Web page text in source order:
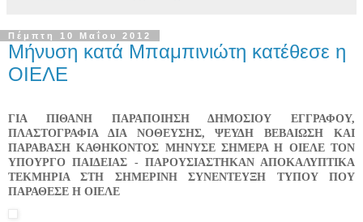
Πέμπτη 10 Μαΐου 2012
Μήνυση κατά Μπαμπινιώτη κατέθεσε η
ΟΙΕΛΕ
ΓΙΑ ΠΙΘΑΝΗ ΠΑΡΑΠΟΙΗΣΗ ΔΗΜΟΣΙΟΥ ΕΓΓΡΑΦΟΥ,
ΠΛΑΣΤΟΓΡΑΦΙΑ ΔΙΑ ΝΟΘΕΥΣΗΣ, ΨΕΥΔΗ ΒΕΒΑΙΩΣΗ ΚΑΙ
ΠΑΡΑΒΑΣΗ ΚΑΘΗΚΟΝΤΟΣ MHNYΣΕ ΣΗΜΕΡΑ Η ΟΙΕΛΕ ΤΟΝ
ΥΠΟΥΡΓΟ ΠΑΙΔΕΙΑΣ - ΠΑΡΟΥΣΙΑΣΤΗΚΑΝ ΑΠΟΚΑΛΥΠΤΙΚΑ
ΤΕΚΜΗΡΙΑ ΣΤΗ ΣΗΜΕΡΙΝΗ ΣΥΝΕΝΤΕΥΞΗ ΤΥΠΟΥ ΠΟΥ
ΠΑΡΑΘΕΣΕ Η ΟΙΕΛΕ